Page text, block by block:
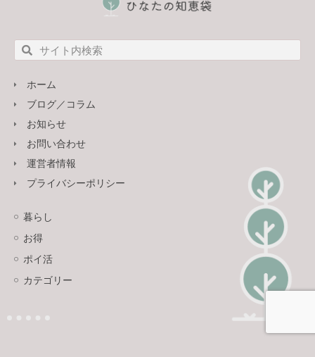
ホーム
ブログ／コラム
お知らせ
お問い合わせ
運営者情報
プライバシーポリシー
暮らし
お得
ポイ活
カテゴリー